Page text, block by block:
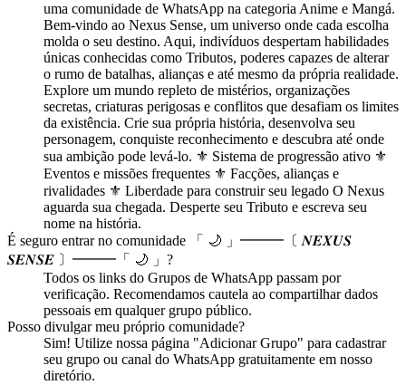
uma comunidade de WhatsApp na categoria Anime e Mangá.
Bem-vindo ao Nexus Sense, um universo onde cada escolha
molda o seu destino. Aqui, indivíduos despertam habilidades
únicas conhecidas como Tributos, poderes capazes de alterar
o rumo de batalhas, alianças e até mesmo da própria realidade.
Explore um mundo repleto de mistérios, organizações
secretas, criaturas perigosas e conflitos que desafiam os limites
da existência. Crie sua própria história, desenvolva seu
personagem, conquiste reconhecimento e descubra até onde
sua ambição pode levá-lo. ⚜️ Sistema de progressão ativo ⚜️
Eventos e missões frequentes ⚜️ Facções, alianças e
rivalidades ⚜️ Liberdade para construir seu legado O Nexus
aguarda sua chegada. Desperte seu Tributo e escreva seu
nome na história.
É seguro entrar no comunidade
「 🌙 」━━━〔 𝑵𝑬𝑿𝑼𝑺
𝑺𝑬𝑵𝑺𝑬 〕━━━「 🌙 」 ?
Todos os links do Grupos de WhatsApp passam por
verificação. Recomendamos cautela ao compartilhar dados
pessoais em qualquer grupo público.
Posso divulgar meu próprio comunidade?
Sim! Utilize nossa página "Adicionar Grupo" para cadastrar
seu grupo ou canal do WhatsApp gratuitamente em nosso
diretório.